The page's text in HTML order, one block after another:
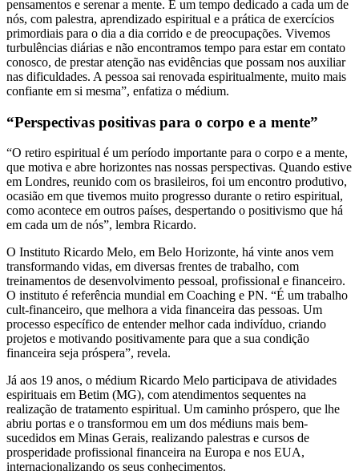
pensamentos e serenar a mente. É um tempo dedicado a cada um de
nós, com palestra, aprendizado espiritual e a prática de exercícios
primordiais para o dia a dia corrido e de preocupações. Vivemos
turbulências diárias e não encontramos tempo para estar em contato
conosco, de prestar atenção nas evidências que possam nos auxiliar
nas dificuldades. A pessoa sai renovada espiritualmente, muito mais
confiante em si mesma”, enfatiza o médium.
“Perspectivas positivas para o corpo e a mente”
“O retiro espiritual é um período importante para o corpo e a mente,
que motiva e abre horizontes nas nossas perspectivas. Quando estive
em Londres, reunido com os brasileiros, foi um encontro produtivo,
ocasião em que tivemos muito progresso durante o retiro espiritual,
como acontece em outros países, despertando o positivismo que há
em cada um de nós”, lembra Ricardo.
O Instituto Ricardo Melo, em Belo Horizonte, há vinte anos vem
transformando vidas, em diversas frentes de trabalho, com
treinamentos de desenvolvimento pessoal, profissional e financeiro.
O instituto é referência mundial em Coaching e PN. “É um trabalho
cult-financeiro, que melhora a vida financeira das pessoas. Um
processo específico de entender melhor cada indivíduo, criando
projetos e motivando positivamente para que a sua condição
financeira seja próspera”, revela.
Já aos 19 anos, o médium Ricardo Melo participava de atividades
espirituais em Betim (MG), com atendimentos sequentes na
realização de tratamento espiritual. Um caminho próspero, que lhe
abriu portas e o transformou em um dos médiuns mais bem-
sucedidos em Minas Gerais, realizando palestras e cursos de
prosperidade profissional financeira na Europa e nos EUA,
internacionalizando os seus conhecimentos.